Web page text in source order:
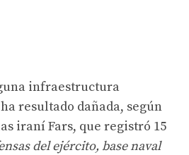
infraestructura
resultado dañada, según
iraní Fars, que registró 15
del ejército, base naval